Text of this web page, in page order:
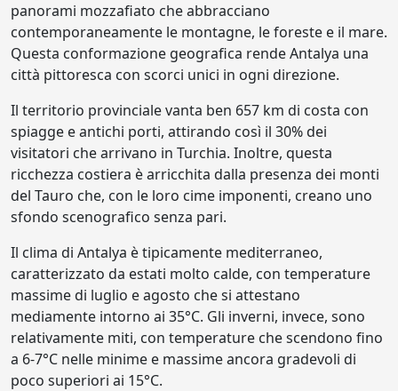
panorami mozzafiato che abbracciano
contemporaneamente le montagne, le foreste e il mare.
Questa conformazione geografica rende Antalya una
città pittoresca con scorci unici in ogni direzione.
Il territorio provinciale vanta ben 657 km di costa con
spiagge e antichi porti, attirando così il 30% dei
visitatori che arrivano in Turchia. Inoltre, questa
ricchezza costiera è arricchita dalla presenza dei monti
del Tauro che, con le loro cime imponenti, creano uno
sfondo scenografico senza pari.
Il clima di Antalya è tipicamente mediterraneo,
caratterizzato da estati molto calde, con temperature
massime di luglio e agosto che si attestano
mediamente intorno ai 35°C. Gli inverni, invece, sono
relativamente miti, con temperature che scendono fino
a 6-7°C nelle minime e massime ancora gradevoli di
poco superiori ai 15°C.